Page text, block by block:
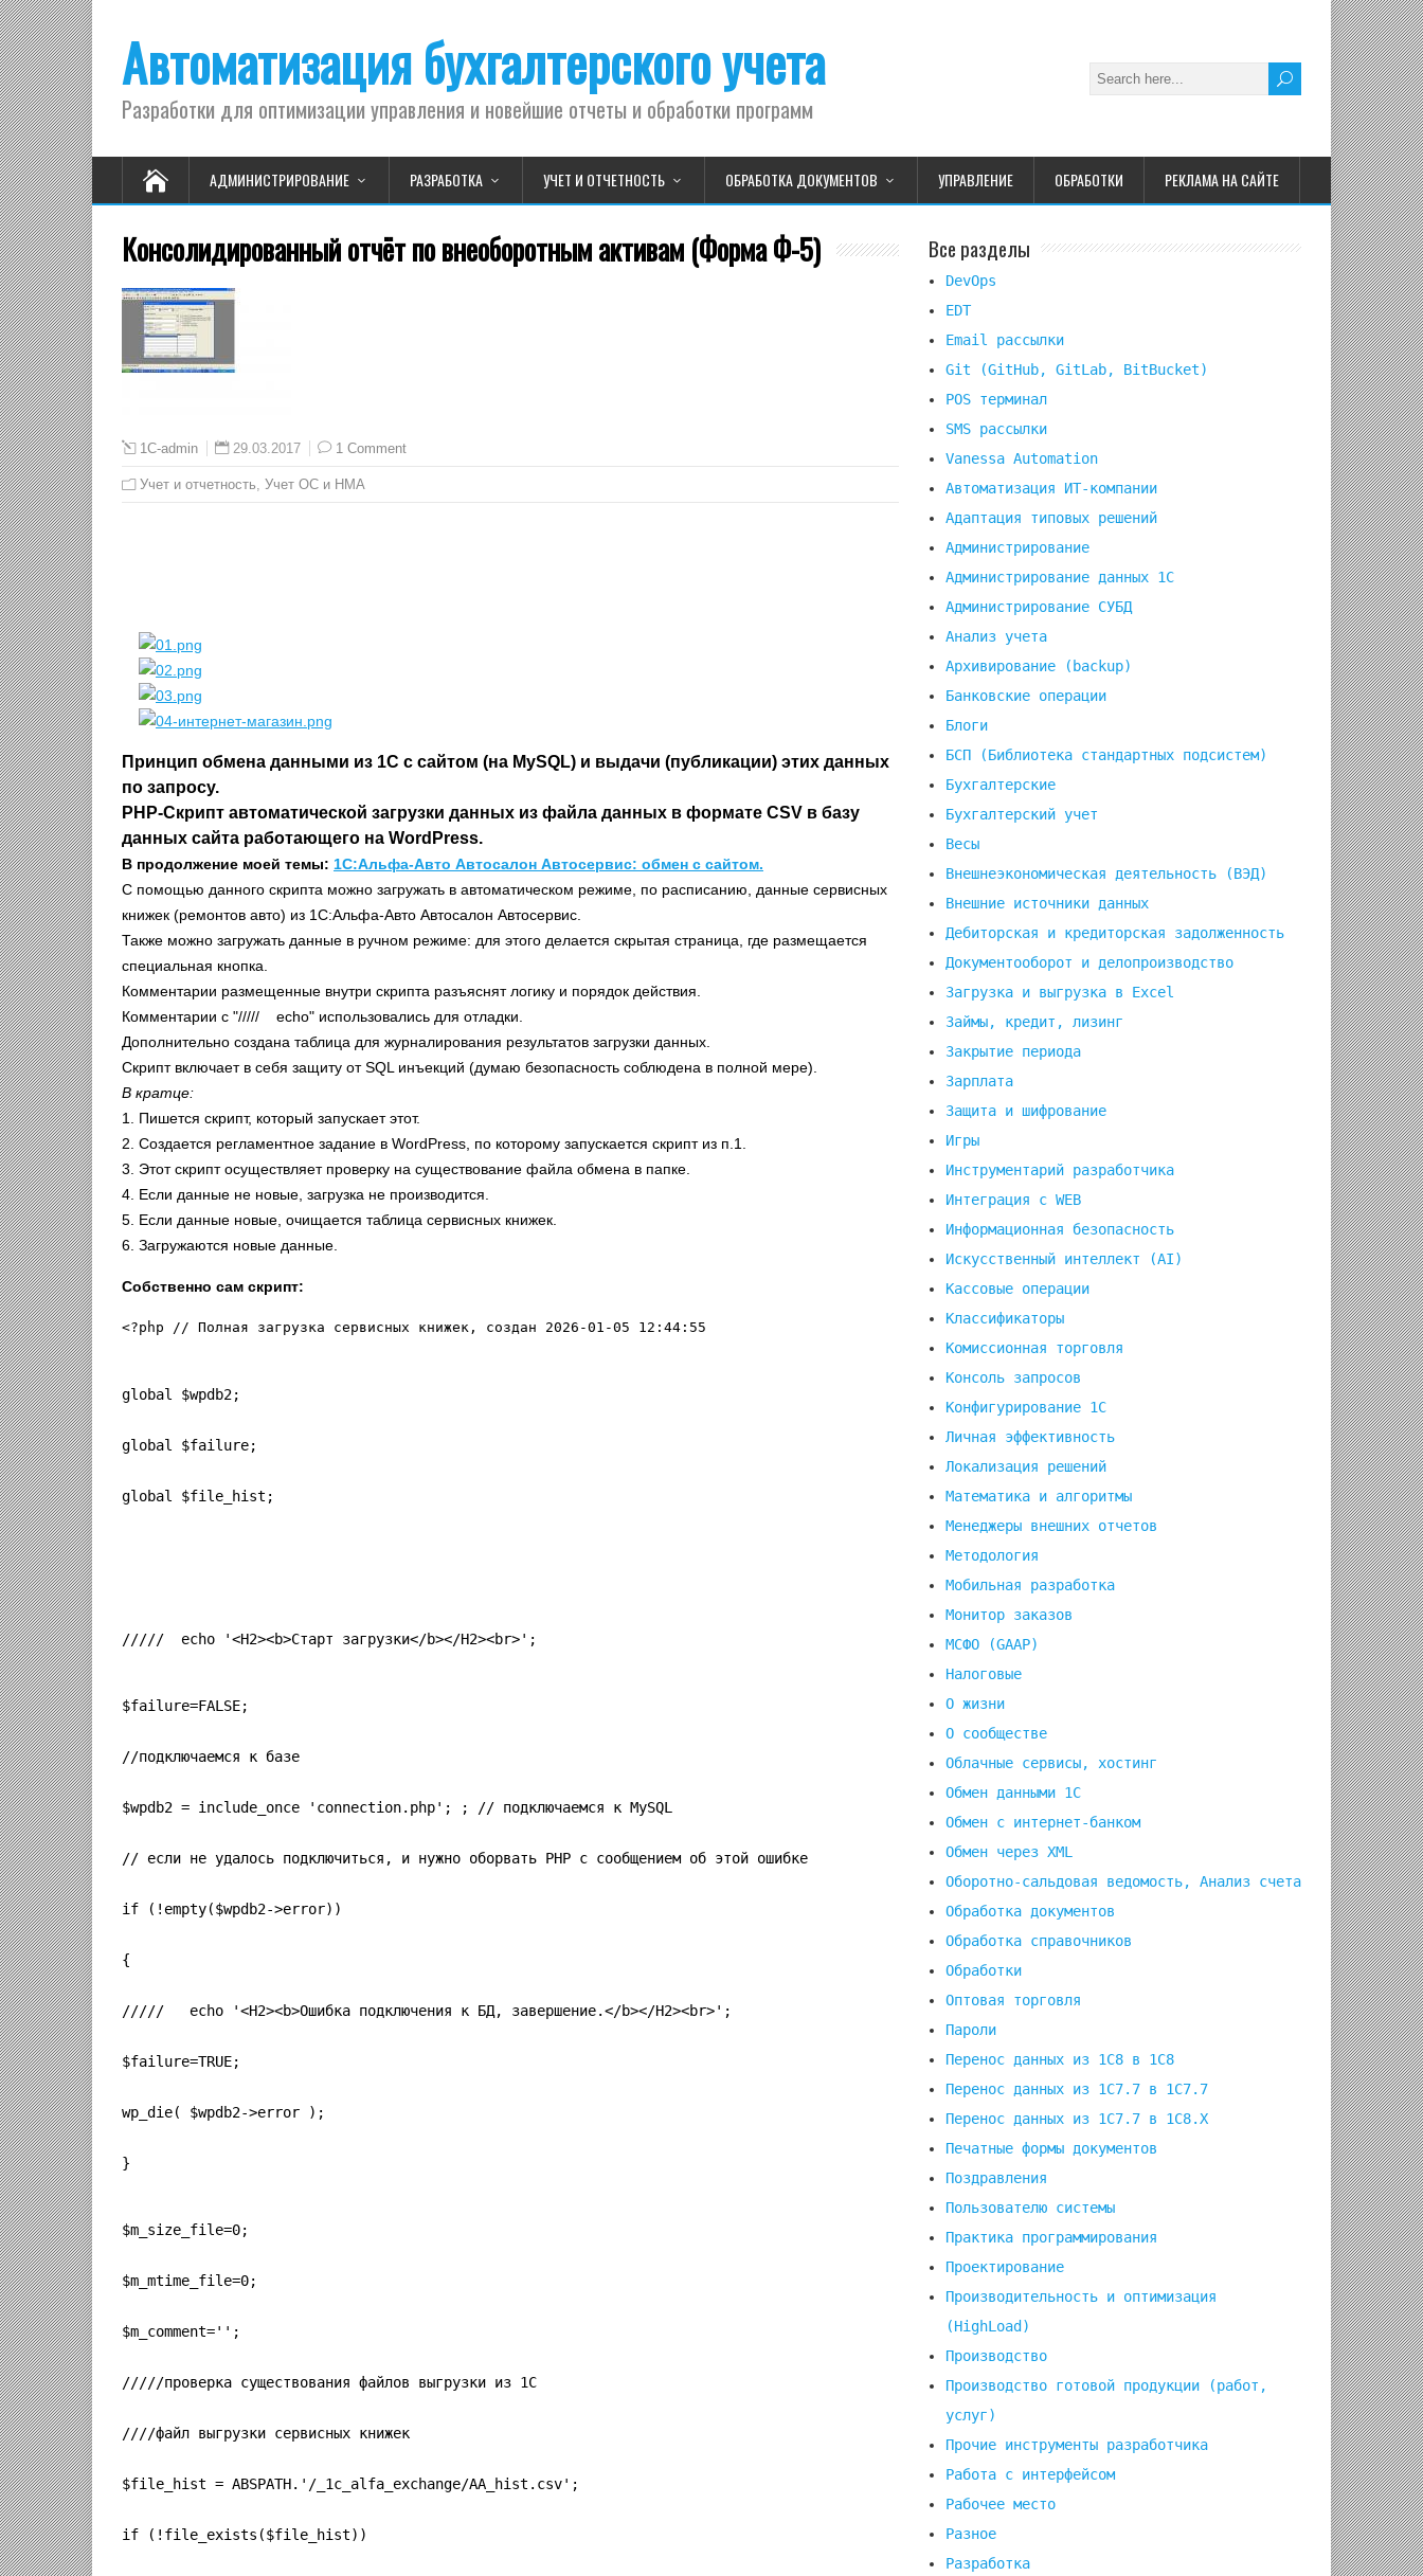
Автоматизация бухгалтерского учета
Разработки для оптимизации управления и новейшие отчеты и обработки программ
АДМИНИСТРИРОВАНИЕ РАЗРАБОТКА УЧЕТ И ОТЧЕТНОСТЬ ОБРАБОТКА ДОКУМЕНТОВ УПРАВЛЕНИЕ ОБРАБОТКИ РЕКЛАМА НА САЙТЕ
Консолидированный отчёт по внеоборотным активам (Форма Ф-5)
1C-admin 29.03.2017 1 Comment
Учет и отчетность, Учет ОС и НМА
Принцип обмена данными из 1С с сайтом (на MySQL) и выдачи (публикации) этих данных
по запросу.
PHP-Скрипт автоматической загрузки данных из файла данных в формате CSV в базу
данных сайта работающего на WordPress.
В продолжение моей темы: 1С:Альфа-Авто Автосалон Автосервис: обмен с сайтом.
С помощью данного скрипта можно загружать в автоматическом режиме, по расписанию, данные сервисных
книжек (ремонтов авто) из 1С:Альфа-Авто Автосалон Автосервис.
Также можно загружать данные в ручном режиме: для этого делается скрытая страница, где размещается
специальная кнопка.
Комментарии размещенные внутри скрипта разъяснят логику и порядок действия.
Комментарии с "///// echo" использовались для отладки.
Дополнительно создана таблица для журналирования результатов загрузки данных.
Скрипт включает в себя защиту от SQL инъекций (думаю безопасность соблюдена в полной мере).
В кратце:
1. Пишется скрипт, который запускает этот.
2. Создается регламентное задание в WordPress, по которому запускается скрипт из п.1.
3. Этот скрипт осуществляет проверку на существование файла обмена в папке.
4. Если данные не новые, загрузка не производится.
5. Если данные новые, очищается таблица сервисных книжек.
6. Загружаются новые данные.
Собственно сам скрипт:
<?php // Полная загрузка сервисных книжек, создан 2026-01-05 12:44:55
global $wpdb2;
global $failure;
global $file_hist;
/////  echo '<H2><b>Старт загрузки</b></H2><br>';
$failure=FALSE;
//подключаемся к базе
$wpdb2 = include_once 'connection.php'; ; // подключаемся к MySQL
// если не удалось подключиться, и нужно оборвать PHP с сообщением об этой ошибке
if (!empty($wpdb2->error))
{
/////   echo '<H2><b>Ошибка подключения к БД, завершение.</b></H2><br>';
$failure=TRUE;
wp_die( $wpdb2->error );
}
$m_size_file=0;
$m_mtime_file=0;
$m_comment='';
/////проверка существования файлов выгрузки из 1С
////файл выгрузки сервисных книжек
$file_hist = ABSPATH.'/_1c_alfa_exchange/AA_hist.csv';
if (!file_exists($file_hist))
Все разделы
DevOps
EDT
Email рассылки
Git (GitHub, GitLab, BitBucket)
POS терминал
SMS рассылки
Vanessa Automation
Автоматизация ИТ-компании
Адаптация типовых решений
Администрирование
Администрирование данных 1С
Администрирование СУБД
Анализ учета
Архивирование (backup)
Банковские операции
Блоги
БСП (Библиотека стандартных подсистем)
Бухгалтерские
Бухгалтерский учет
Весы
Внешнеэкономическая деятельность (ВЭД)
Внешние источники данных
Дебиторская и кредиторская задолженность
Документооборот и делопроизводство
Загрузка и выгрузка в Excel
Займы, кредит, лизинг
Закрытие периода
Зарплата
Защита и шифрование
Игры
Инструментарий разработчика
Интеграция с WEB
Информационная безопасность
Искусственный интеллект (AI)
Кассовые операции
Классификаторы
Комиссионная торговля
Консоль запросов
Конфигурирование 1С
Личная эффективность
Локализация решений
Математика и алгоритмы
Менеджеры внешних отчетов
Методология
Мобильная разработка
Монитор заказов
МСФО (GAAP)
Налоговые
О жизни
О сообществе
Облачные сервисы, хостинг
Обмен данными 1С
Обмен с интернет-банком
Обмен через XML
Оборотно-сальдовая ведомость, Анализ счета
Обработка документов
Обработка справочников
Обработки
Оптовая торговля
Пароли
Перенос данных из 1C8 в 1C8
Перенос данных из 1С7.7 в 1C7.7
Перенос данных из 1С7.7 в 1C8.X
Печатные формы документов
Поздравления
Пользователю системы
Практика программирования
Проектирование
Производительность и оптимизация
(HighLoad)
Производство
Производство готовой продукции (работ,
услуг)
Прочие инструменты разработчика
Работа с интерфейсом
Рабочее место
Разное
Разработка